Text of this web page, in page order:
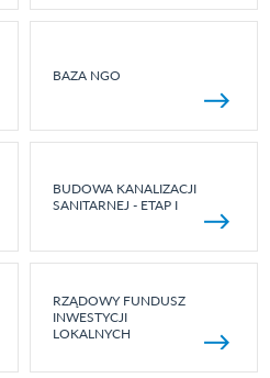
BAZA NGO
BUDOWA KANALIZACJI
SANITARNEJ - ETAP I
RZĄDOWY FUNDUSZ
INWESTYCJI
LOKALNYCH